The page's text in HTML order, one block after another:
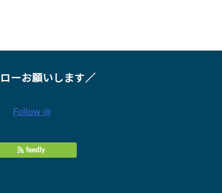
ーお願いします／
Follow @
feedly